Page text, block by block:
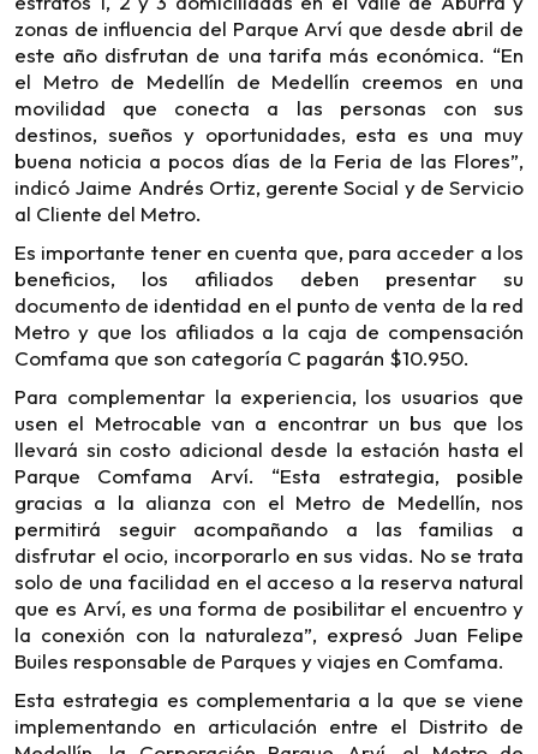
zonas de influencia del Parque Arví que desde abril de
este año disfrutan de una tarifa más económica. “En
el Metro de Medellín de Medellín creemos en una
movilidad que conecta a las personas con sus
destinos, sueños y oportunidades, esta es una muy
buena noticia a pocos días de la Feria de las Flores”,
indicó Jaime Andrés Ortiz, gerente Social y de Servicio
al Cliente del Metro.
Es importante tener en cuenta que, para acceder a los
beneficios, los afiliados deben presentar su
documento de identidad en el punto de venta de la red
Metro y que los afiliados a la caja de compensación
Comfama que son categoría C pagarán $10.950.
Para complementar la experiencia, los usuarios que
usen el Metrocable van a encontrar un bus que los
llevará sin costo adicional desde la estación hasta el
Parque Comfama Arví. “Esta estrategia, posible
gracias a la alianza con el Metro de Medellín, nos
permitirá seguir acompañando a las familias a
disfrutar el ocio, incorporarlo en sus vidas. No se trata
solo de una facilidad en el acceso a la reserva natural
que es Arví, es una forma de posibilitar el encuentro y
la conexión con la naturaleza”, expresó Juan Felipe
Builes responsable de Parques y viajes en Comfama.
Esta estrategia es complementaria a la que se viene
implementando en articulación entre el Distrito de